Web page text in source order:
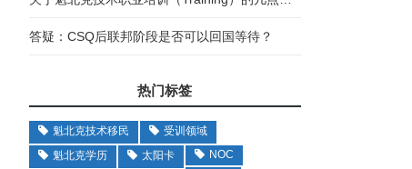
答疑：CSQ后联邦阶段是否可以回国等待？
热门标签
魁北克技术移民
受训领域
魁北克学历
太阳卡
NOC